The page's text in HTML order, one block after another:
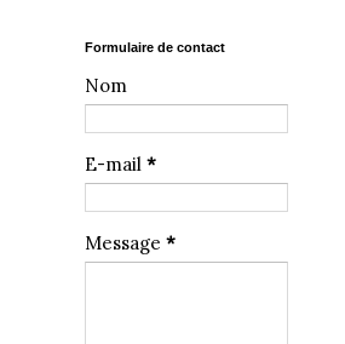
Formulaire de contact
Nom
E-mail *
Message *